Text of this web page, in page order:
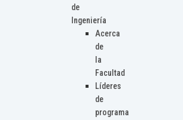
de
Ingeniería
Acerca
de
la
Facultad
Líderes
de
programa